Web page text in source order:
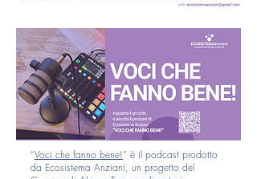
“Voci che fanno bene!” è il podcast prodotto
da Ecosistema Anziani, un progetto del